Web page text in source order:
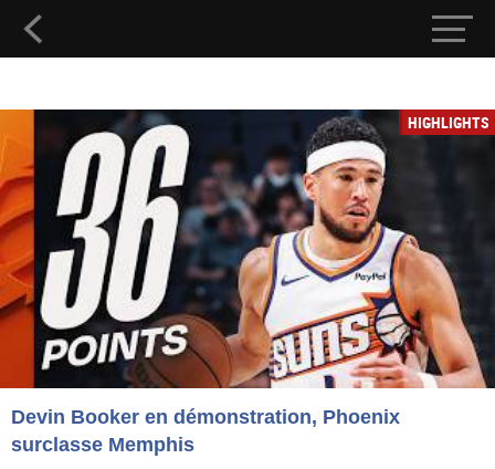
HIGHLIGHTS
Devin Booker en démonstration, Phoenix
surclasse Memphis